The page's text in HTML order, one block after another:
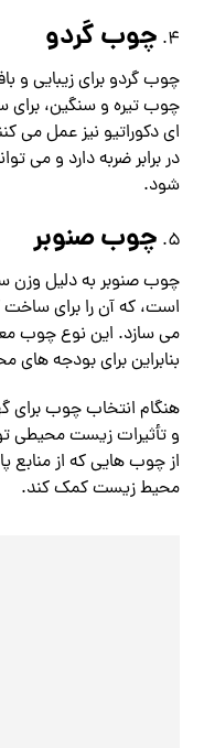
چوب گردو
چوب گردو برای زیبایی و
چوب تیره و سنگین، برای
ای دکوراتیو نیز عمل می
در برابر ضربه دارد و می
شود.
چوب صنوبر
چوب صنوبر به دلیل وزن
است، که آن را برای
می سازد. این نوع چوب
بنابراین برای بودجه
هنگام انتخاب چوب برای
و تأثیرات زیست محیطی
از چوب هایی که از منابع
محیط زیست کمک کند.